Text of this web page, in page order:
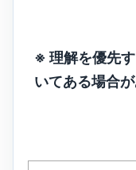
※ 理解を優先
いてある場合